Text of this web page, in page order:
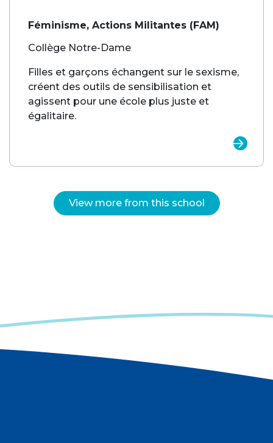
Féminisme, Actions Militantes (FAM)
Collège Notre-Dame
Filles et garçons échangent sur le sexisme,
créent des outils de sensibilisation et
agissent pour une école plus juste et
égalitaire.
View more from this school